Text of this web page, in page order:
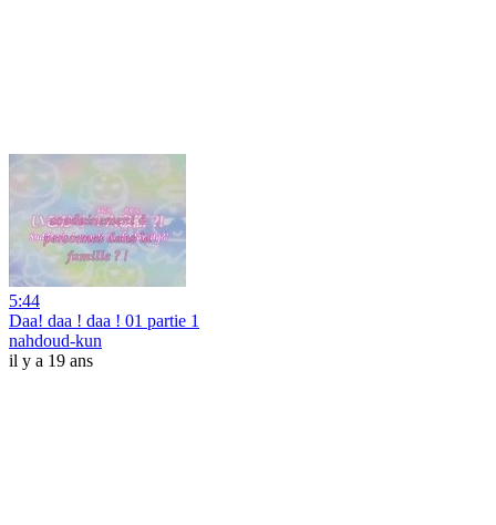
5:44
Daa! daa ! daa ! 01 partie 1
nahdoud-kun
il y a 19 ans